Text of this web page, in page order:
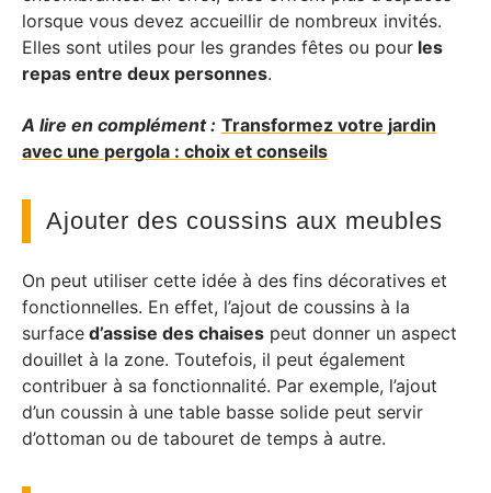
lorsque vous devez accueillir de nombreux invités.
Elles sont utiles pour les grandes fêtes ou pour les
repas entre deux personnes.
A lire en complément : Transformez votre jardin
avec une pergola : choix et conseils
Ajouter des coussins aux meubles
On peut utiliser cette idée à des fins décoratives et
fonctionnelles. En effet, l’ajout de coussins à la
surface d’assise des chaises peut donner un aspect
douillet à la zone. Toutefois, il peut également
contribuer à sa fonctionnalité. Par exemple, l’ajout
d’un coussin à une table basse solide peut servir
d’ottoman ou de tabouret de temps à autre.